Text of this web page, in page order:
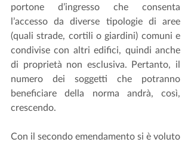
portone d’ingresso che consenta
l’accesso da diverse tipologie di aree
(quali strade, cortili o giardini) comuni e
condivise con altri edifici, quindi anche
di proprietà non esclusiva. Pertanto, il
numero dei soggetti che potranno
beneficiare della norma andrà, così,
crescendo.
Con il secondo emendamento si è voluto